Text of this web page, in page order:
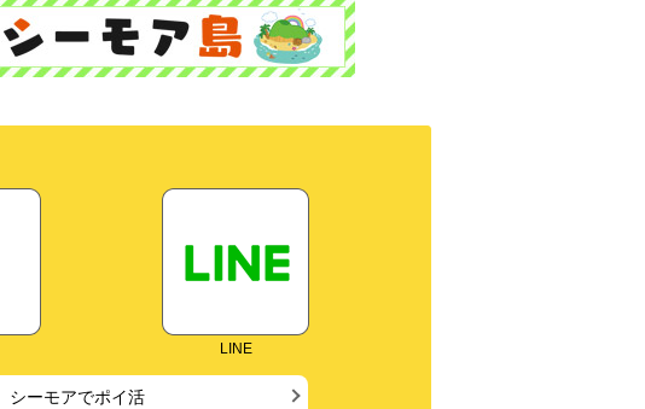
LINE
シーモアでポイ活